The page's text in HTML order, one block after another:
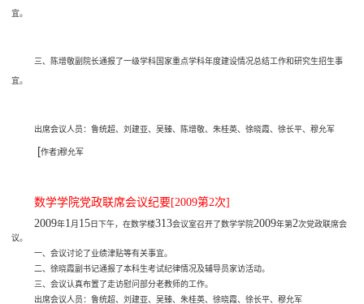
宜。
三、陈增敬副院长通报了一级学科国家重点学科年度建设情况总结工作和研究生招生事
宜。
出席会议人员：鲁统超、刘建亚、吴臻、陈增敬、朱桂英、徐晓霞、徐长平、穆允军
[作者]穆允军
数学学院党政联席会议纪要[2009第2次]
2009年1 月 15日下午，在数学楼313会议室召开了数学学院2009年第2次党政联席会
议。
一、会议讨论了业绩津贴等有关事宜。
二、徐晓霞副书记通报了本科生考试纪律情况及辅导员家访活动。
三、会议认真布置了走访慰问部分老教师的工作。
出席会议人员：鲁统超、刘建亚、吴臻、朱桂英、徐晓霞、徐长平、穆允军